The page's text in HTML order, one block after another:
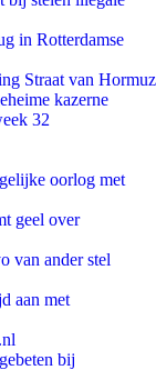
in Rotterdamse
Straat van Hormuz
kazerne
32
oorlog met
geel over
van ander stel
aan met
bij